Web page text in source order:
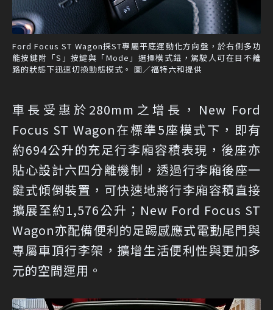
Ford Focus ST Wagon採ST專屬平底運動化方向盤，於右側多功
能按鍵附「S」按鍵與「Mode」選擇模式鈕，駕駛人可在目不離
路的狀態下迅速切換動態模式。 圖／福特六和提供
車長受惠於280mm之增長，New Ford
Focus ST Wagon在標準5座模式下，即有
約694公升的充足行李廂容積表現，後座亦
貼心設計六四分離機制，透過行李廂後座一
鍵式傾倒裝置，可快速地將行李廂容積直接
擴展至約1,576公升；New Ford Focus ST
Wagon亦配備便利的足踢感應式電動尾門與
專屬車頂行李架，擴增生活便利性與更加多
元的空間運用。